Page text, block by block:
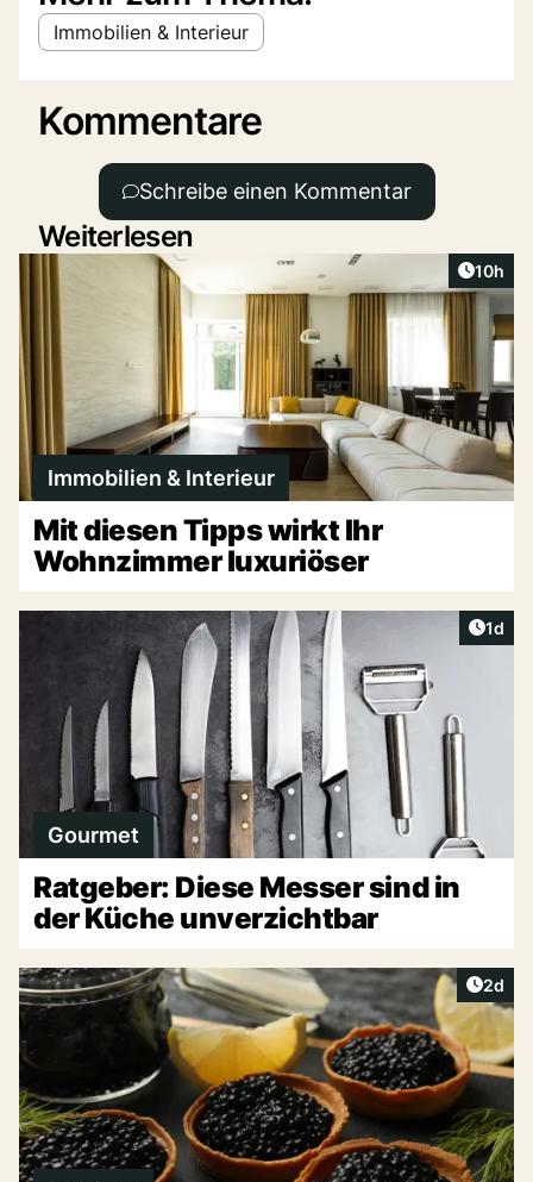
Immobilien & Interieur
Kommentare
Schreibe einen Kommentar
Weiterlesen
Artikel
10h
Immobilien & Interieur
Mit diesen Tipps wirkt Ihr
Wohnzimmer luxuriöser
1d
Gourmet
Ratgeber: Diese Messer sind in
der Küche unverzichtbar
2d